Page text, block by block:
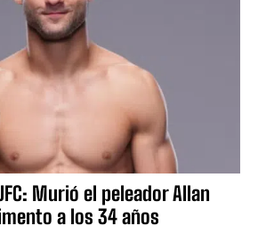
Murió el peleador Allan
a los 34 años